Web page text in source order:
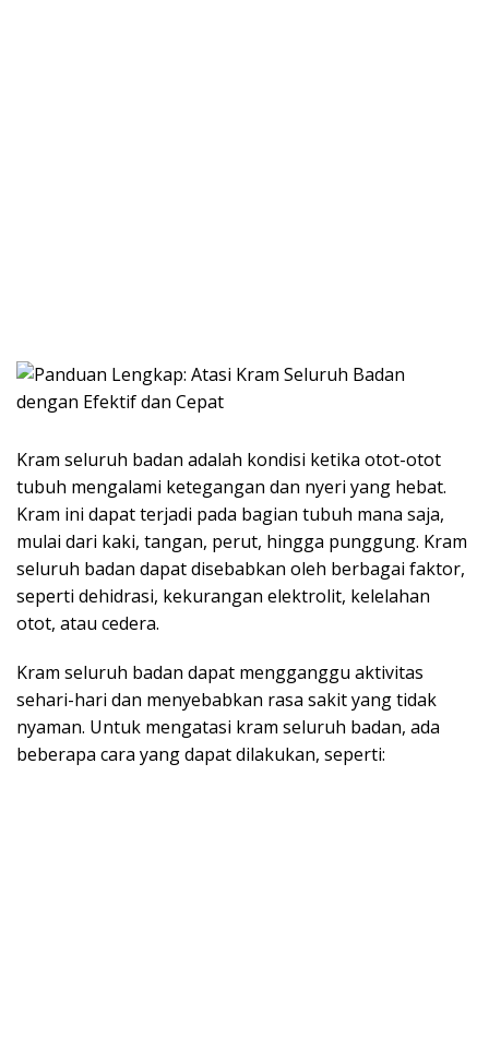
Kram seluruh badan adalah kondisi ketika otot-otot
tubuh mengalami ketegangan dan nyeri yang hebat.
Kram ini dapat terjadi pada bagian tubuh mana saja,
mulai dari kaki, tangan, perut, hingga punggung. Kram
seluruh badan dapat disebabkan oleh berbagai faktor,
seperti dehidrasi, kekurangan elektrolit, kelelahan
otot, atau cedera.
Kram seluruh badan dapat mengganggu aktivitas
sehari-hari dan menyebabkan rasa sakit yang tidak
nyaman. Untuk mengatasi kram seluruh badan, ada
beberapa cara yang dapat dilakukan, seperti: